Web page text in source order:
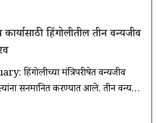
हिंगोलीतील तीन वन्यजीव
मंत्रिपरीषेत वन्यजीव
सनमानित करण्यात आले. तीन वन्यजिव